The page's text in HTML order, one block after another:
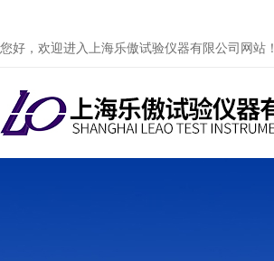
您好，欢迎进入上海乐傲试验仪器有限公司网站！